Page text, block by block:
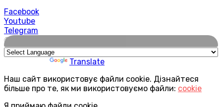
Facebook
Youtube
Telegram
🌍
Translate
Наш сайт використовує файли cookie. Дізнайтеся
більше про те, як ми використовуємо файли: cookie